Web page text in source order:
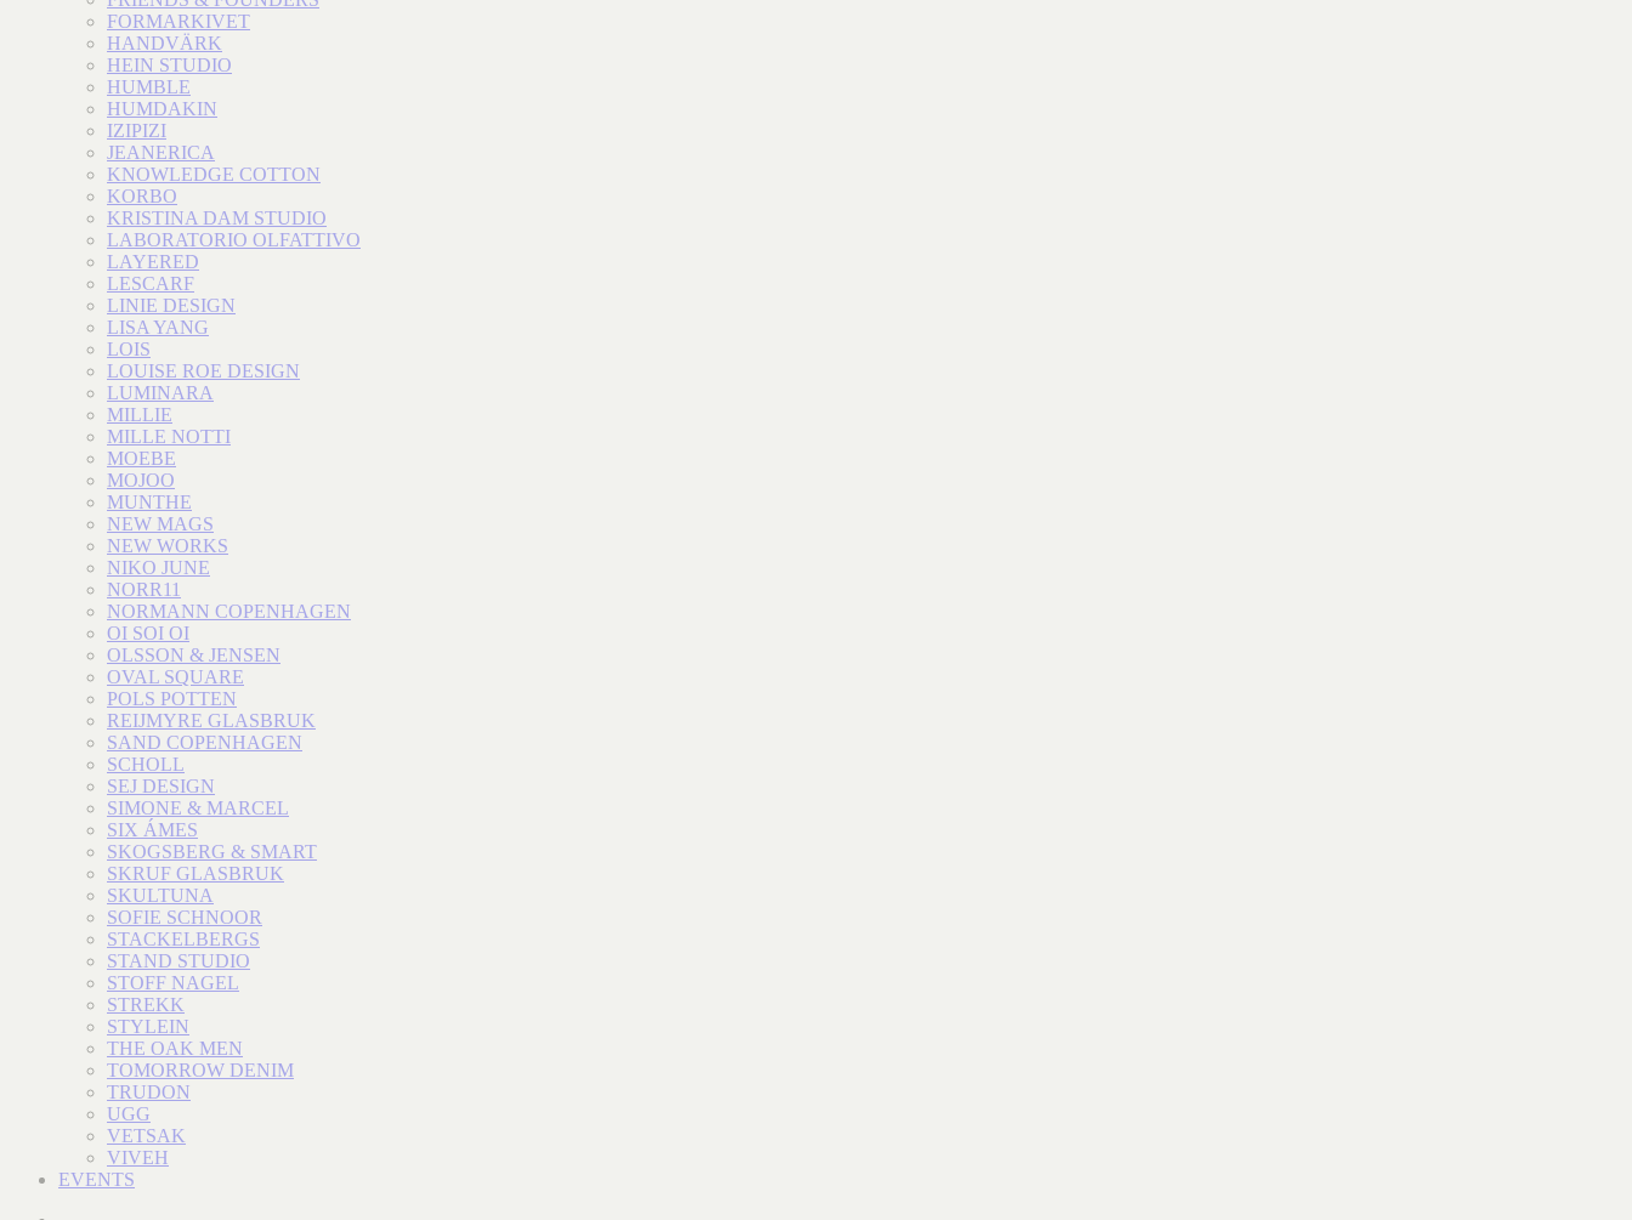
FORMARKIVET
HANDVÄRK
HEIN STUDIO
HUMBLE
HUMDAKIN
IZIPIZI
JEANERICA
KNOWLEDGE COTTON
KORBO
KRISTINA DAM STUDIO
LABORATORIO OLFATTIVO
LAYERED
LESCARF
LINIE DESIGN
LISA YANG
LOIS
LOUISE ROE DESIGN
LUMINARA
MILLIE
MILLE NOTTI
MOEBE
MOJOO
MUNTHE
NEW MAGS
NEW WORKS
NIKO JUNE
NORR11
NORMANN COPENHAGEN
OI SOI OI
OLSSON & JENSEN
OVAL SQUARE
POLS POTTEN
REIJMYRE GLASBRUK
SAND COPENHAGEN
SCHOLL
SEJ DESIGN
SIMONE & MARCEL
SIX ÁMES
SKOGSBERG & SMART
SKRUF GLASBRUK
SKULTUNA
SOFIE SCHNOOR
STACKELBERGS
STAND STUDIO
STOFF NAGEL
STREKK
STYLEIN
THE OAK MEN
TOMORROW DENIM
TRUDON
UGG
VETSAK
VIVEH
EVENTS